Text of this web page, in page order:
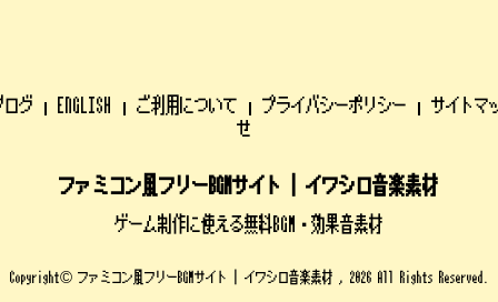
ログ ENGLISH ご利用について プライバシーポリシー
サイトマ
せ
ファミコン風フリーBGMサイト | イワシロ音楽素材
ゲーム制作に使える無料BGM・効果音素材
Copyright© ファミコン風フリーBGMサイト | イワシロ音楽素材 , 2026 All Rights Reserved.